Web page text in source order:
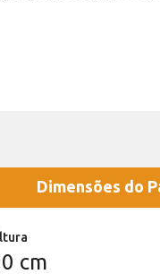
Dimensões do
cm